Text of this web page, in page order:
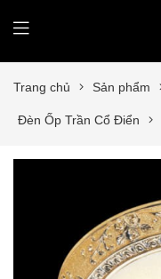
Trang chủ Sản phẩm
Đèn Ốp Trần Cổ Điển